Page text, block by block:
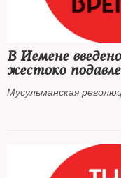
В Йемене
жестоко
Мусульманская